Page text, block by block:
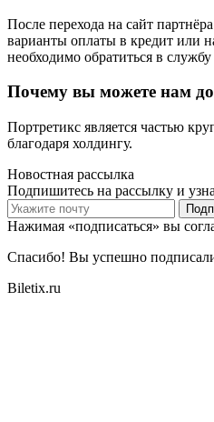
После перехода на сайт
варианты оплаты в кредит или
необходимо обратиться в
Почему вы можете нам
Портретикс является частью
благодаря холдингу.
Новостная рассылка
Подпишитесь на рассылку и
Нажимая «подписаться» вы
Спасибо! Вы успешно
Biletix.ru